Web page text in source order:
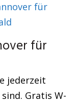
für
für
jederzeit
Gratis W-